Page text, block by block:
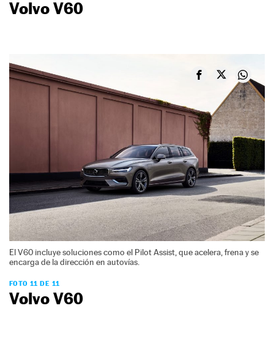
Volvo V60
El V60 incluye soluciones como el Pilot Assist, que acelera, frena y se
encarga de la dirección en autovías.
FOTO 11 DE 11
Volvo V60